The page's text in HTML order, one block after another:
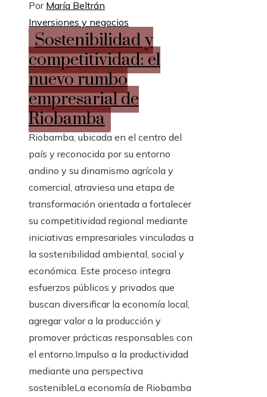
Por María Beltrán
Inversiones y negocios
Sostenibilidad y
competitividad: el
nuevo rumbo
empresarial de
Riobamba
Riobamba, ubicada en el centro del
país y reconocida por su entorno
andino y su dinamismo agrícola y
comercial, atraviesa una etapa de
transformación orientada a fortalecer
su competitividad regional mediante
iniciativas empresariales vinculadas a
la sostenibilidad ambiental, social y
económica. Este proceso integra
esfuerzos públicos y privados que
buscan diversificar la economía local,
agregar valor a la producción y
promover prácticas responsables con
el entorno.Impulso a la productividad
mediante una perspectiva
sostenibleLa economía de Riobamba